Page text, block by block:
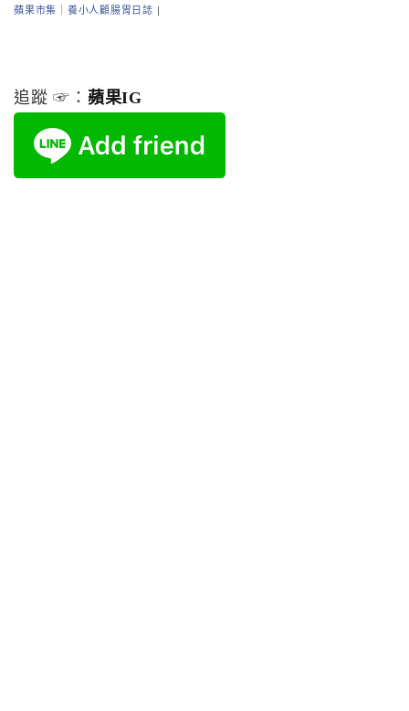
蘋果市集｜養小人顧腸胃日誌 |
追蹤 ☞： 蘋果IG